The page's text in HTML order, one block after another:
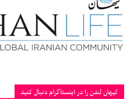
کیهان لندن را در اینستاگرام دنبال کنید